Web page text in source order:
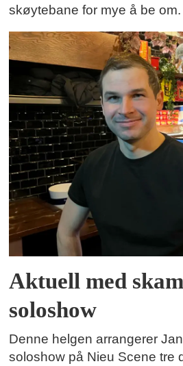
skøytebane for mye å be om.
Aktuell med
soloshow
Denne helgen arrangerer
soloshow på Nieu Scene tre